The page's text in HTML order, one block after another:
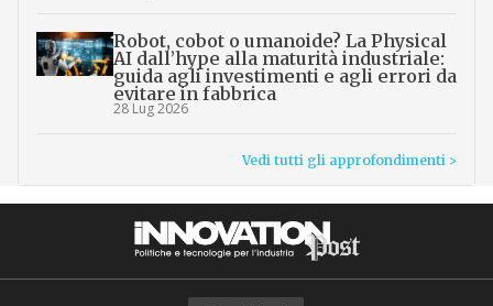
Robot, cobot o umanoide? La Physical
AI dall’hype alla maturità industriale:
guida agli investimenti e agli errori da
evitare in fabbrica
28 Lug 2026
Vedi tutti gli approfondimenti >